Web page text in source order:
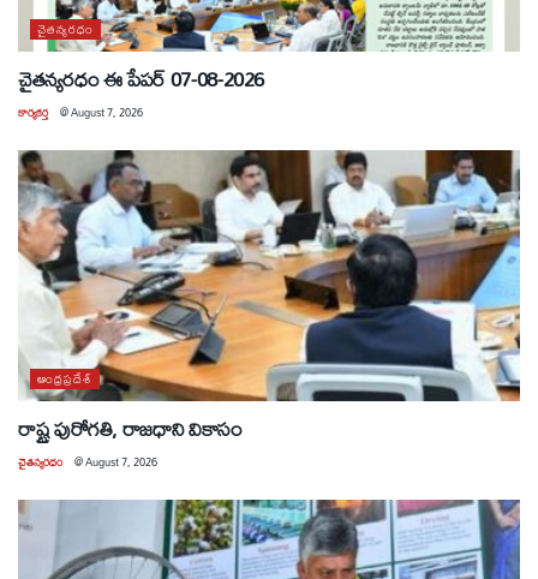
చైతన్యరధం
చైతన్యరధం ఈ పేపర్ 07-08-2026
కార్యకర్త @August 7, 2026
ఆంధ్రప్రదేశ్
రాష్ట్ర పురోగతి, రాజధాని వికాసం
చైతన్యరధం @August 7, 2026